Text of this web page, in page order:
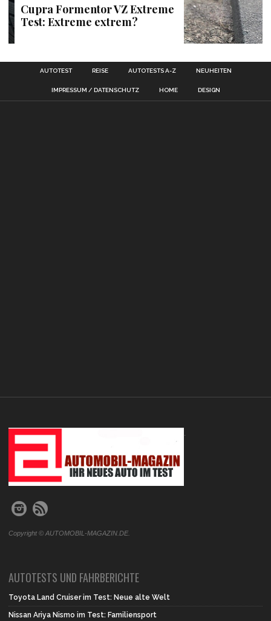
Cupra Formentor VZ Extreme
Test: Extreme extrem?
AUTOTEST REISE AUTOTESTS A-Z NEUHEITEN
IMPRESSUM / DATENSCHUTZ HOME DESIGN
.
Copyright © AUTOMOBIL-MAGAZIN.DE.
AUTOTESTS UND FAHRBERICHTE
Toyota Land Cruiser im Test: Neue alte Welt
Nissan Ariya Nismo im Test: Familiensport